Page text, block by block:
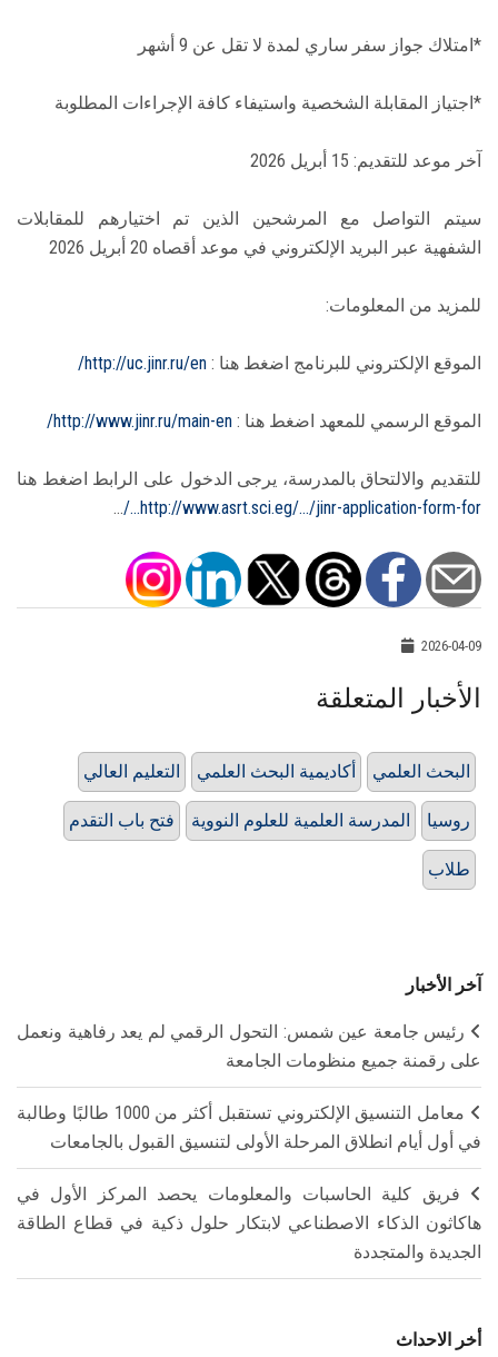
*امتلاك جواز سفر ساري لمدة لا تقل عن 9 أشهر
*اجتياز المقابلة الشخصية واستيفاء كافة الإجراءات المطلوبة
آخر موعد للتقديم: 15 أبريل 2026
سيتم التواصل مع المرشحين الذين تم اختيارهم للمقابلات
الشفهية عبر البريد الإلكتروني في موعد أقصاه 20 أبريل 2026
للمزيد من المعلومات:
الموقع الإلكتروني للبرنامج اضغط هنا : http://uc.jinr.ru/en/
الموقع الرسمي للمعهد اضغط هنا : http://www.jinr.ru/main-en/
للتقديم والالتحاق بالمدرسة، يرجى الدخول على الرابط اضغط هنا
http://www.asrt.sci.eg/.../jinr-application-form-for.../
...
2026-04-09
الأخبار المتعلقة
التعليم العالي أكاديمية البحث العلمي البحث العلمي
فتح باب التقدم المدرسة العلمية للعلوم النووية روسيا
طلاب
آخر الأخبار
رئيس جامعة عين شمس: التحول الرقمي لم يعد رفاهية ونعمل
على رقمنة جميع منظومات الجامعة
معامل التنسيق الإلكتروني تستقبل أكثر من 1000 طالبًا وطالبة
في أول أيام انطلاق المرحلة الأولى لتنسيق القبول بالجامعات
فريق كلية الحاسبات والمعلومات يحصد المركز الأول في
هاكاثون الذكاء الاصطناعي لابتكار حلول ذكية في قطاع الطاقة
الجديدة والمتجددة
أخر الاحداث